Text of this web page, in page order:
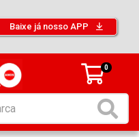
Baixe já nosso APP
0